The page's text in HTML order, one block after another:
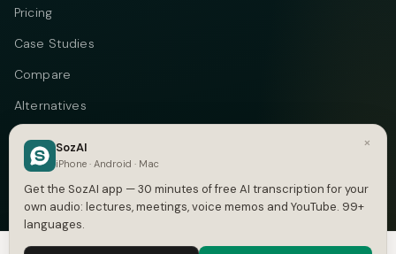
Pricing
Case Studies
Compare
Alternatives
Contact
Blog
Privacy
Terms
×
SozAI
iPhone · Android · Mac
Get the SozAI app — 30 minutes of free AI transcription for your
own audio: lectures, meetings, voice memos and YouTube. 99+
languages.